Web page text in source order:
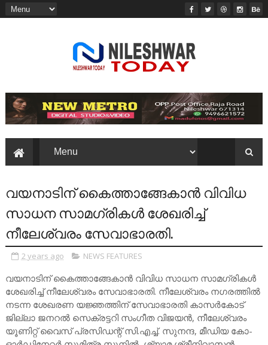
വയനാടിന് കൈത്താങ്ങേകാൻ വിവിധ
സാധന സാമഗ്രികൾ ശേഖരിച്ച്
നീലേശ്വരം സേവാഭാരതി.
2 years ago NEWS FEATURES
വയനാടിന് കൈത്താങ്ങേകാൻ വിവിധ സാധന സാമഗ്രികൾ
ശേഖരിച്ച് നീലേശ്വരം സേവാഭാരതി. നീലേശ്വരം നഗരത്തിൽ
നടന്ന ശേഖരണ യജ്ഞത്തിന് സേവാഭാരതി കാസർകോട്
ജില്ലാ ജനറൽ സെക്രട്ടറി സംഗീത വിജയൻ, നീലേശ്വരം
യൂണിറ്റ് വൈസ് പ്രസിഡന്റ് സി.എച്ച്. സുനന്ദ, മീഡിയ കോ-